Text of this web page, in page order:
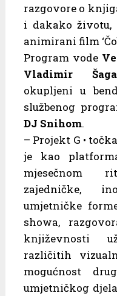
razgovore o
i dakako
animirani film
Program vode
Vladimir
okupljeni u
službenog
DJ Snihom.
– Projekt G •
je kao
mjesečnom
zajedničke,
umjetničke
showa,
književnosti
različitih
mogućnost
umjetničkog